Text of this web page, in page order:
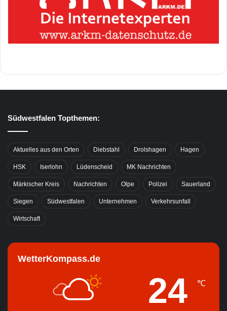
Südwestfalen Topthemen:
Aktuelles aus den Orten Diebstahl Drolshagen Hagen
HSK Iserlohn Lüdenscheid MK Nachrichten
Märkischer Kreis Nachrichten Olpe Polizei Sauerland
Siegen Südwestfalen Unternehmen Verkehrsunfall
Wirtschaft
WetterKompass.de
24 ℃